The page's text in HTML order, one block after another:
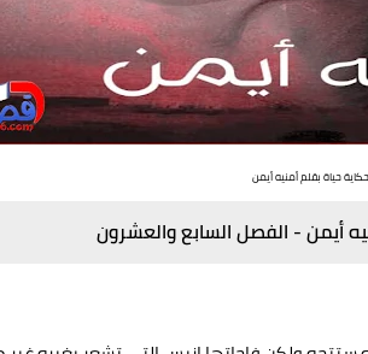
حياة بقلم أمنيه أيمن
أيمن - الفصل السابع والعشرون